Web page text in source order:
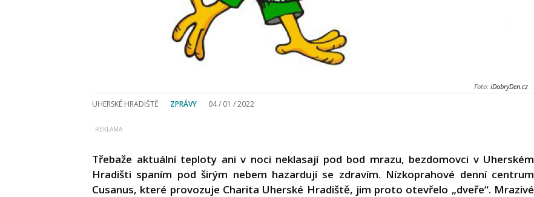
Foto: iDobryDen.cz
UHERSKÉ HRADIŠTĚ ZPRÁVY 04 / 01 / 2022
Třebaže aktuální teploty ani v noci neklasají pod bod mrazu, bezdomovci v Uherském
Hradišti spaním pod širým nebem hazardují se zdravím. Nízkoprahové denní centrum
Cusanus, které provozuje Charita Uherské Hradiště, jim proto otevřelo „dveře“. Mrazivé